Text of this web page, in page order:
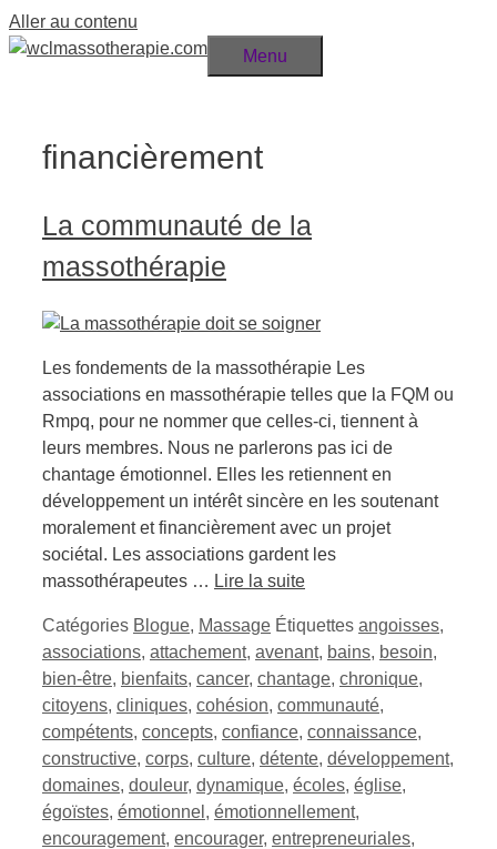
Aller au contenu
Menu
financièrement
La communauté de la
massothérapie
Les fondements de la massothérapie Les
associations en massothérapie telles que la FQM ou
Rmpq, pour ne nommer que celles-ci, tiennent à
leurs membres. Nous ne parlerons pas ici de
chantage émotionnel. Elles les retiennent en
développement un intérêt sincère en les soutenant
moralement et financièrement avec un projet
sociétal. Les associations gardent les
massothérapeutes … Lire la suite
Catégories Blogue, Massage Étiquettes angoisses,
associations, attachement, avenant, bains, besoin,
bien-être, bienfaits, cancer, chantage, chronique,
citoyens, cliniques, cohésion, communauté,
compétents, concepts, confiance, connaissance,
constructive, corps, culture, détente, développement,
domaines, douleur, dynamique, écoles, église,
égoïstes, émotionnel , émotionnellement,
encouragement, encourager, entrepreneuriales,